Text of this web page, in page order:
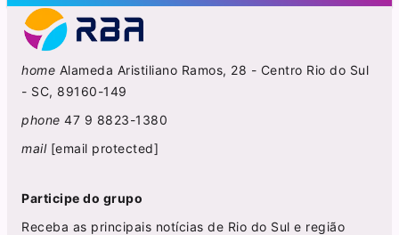
home Alameda Aristiliano Ramos, 28 - Centro Rio do Sul
- SC, 89160-149
phone 47 9 8823-1380
mail [email protected]
Participe do grupo
Receba as principais notícias de Rio do Sul e região